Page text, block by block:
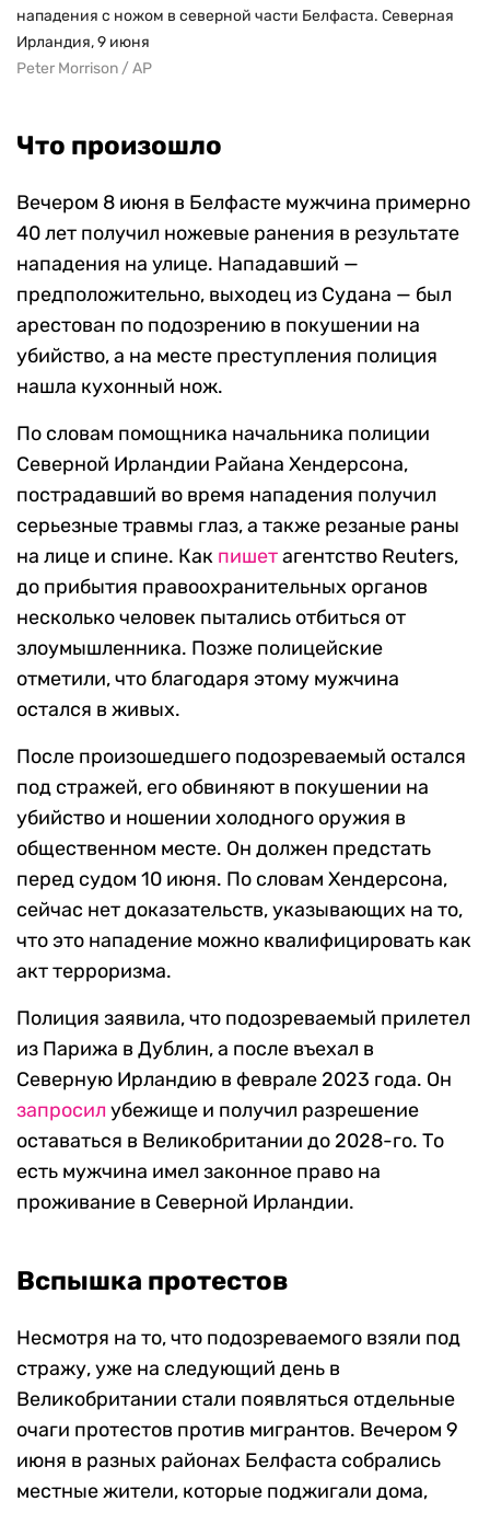
нападения с ножом в северной части Белфаста. Северная
Ирландия, 9 июня
Peter Morrison / AP
Что произошло
Вечером 8 июня в Белфасте мужчина примерно
40 лет получил ножевые ранения в результате
нападения на улице. Нападавший —
предположительно, выходец из Судана — был
арестован по подозрению в покушении на
убийство, а на месте преступления полиция
нашла кухонный нож.
По словам помощника начальника полиции
Северной Ирландии Райана Хендерсона,
пострадавший во время нападения получил
серьезные травмы глаз, а также резаные раны
на лице и спине. Как пишетагентство Reuters,
до прибытия правоохранительных органов
несколько человек пытались отбиться от
злоумышленника. Позже полицейские
отметили, что благодаря этому мужчина
остался в живых.
После произошедшего подозреваемый остался
под стражей, его обвиняют в покушении на
убийство и ношении холодного оружия в
общественном месте. Он должен предстать
перед судом 10 июня. По словам Хендерсона,
сейчас нет доказательств, указывающих на то,
что это нападение можно квалифицировать как
акт терроризма.
Полиция заявила, что подозреваемый прилетел
из Парижа в Дублин, а после въехал в
Северную Ирландию в феврале 2023 года. Он
запросил убежище и получил разрешение
оставаться в Великобритании до 2028-го. То
есть мужчина имел законное право на
проживание в Северной Ирландии.
Вспышка протестов
Несмотря на то, что подозреваемого взяли под
стражу, уже на следующий день в
Великобритании стали появляться отдельные
очаги протестов против мигрантов. Вечером 9
июня в разных районах Белфаста собрались
местные жители, которые поджигали дома,